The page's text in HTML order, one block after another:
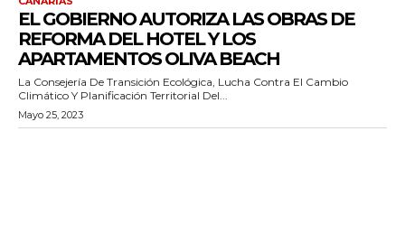
EL GOBIERNO AUTORIZA LAS OBRAS DE
REFORMA DEL HOTEL Y LOS
APARTAMENTOS OLIVA BEACH
La Consejería De Transición Ecológica, Lucha Contra El Cambio
Climático Y Planificación Territorial Del...
Mayo 25, 2023